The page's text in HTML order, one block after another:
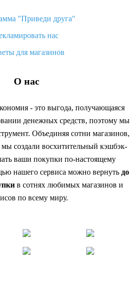
"Приведи друга"
нас
для магазинов
О нас
- это выгода, получающаяся
денежных средств, поэтому мы
Объединяя сотни магазинов,
создали восхитительный кэшбэк-
ваши покупки по-настоящему
нашего сервиса можно вернуть до
в сотнях любимых магазинов и
по всему миру.